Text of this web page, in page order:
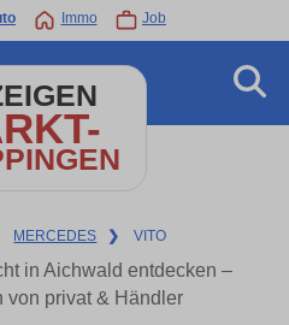
Immo Job
MERCEDES ❯ VITO
in Aichwald entdecken –
von privat & Händler